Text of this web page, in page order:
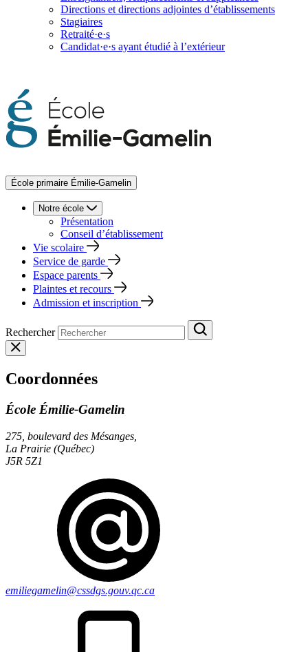
Directions et directions adjointes d’établissements
Stagiaires
Retraité·e·s
Candidat·e·s ayant étudié à l’extérieur
École primaire Émilie-Gamelin
Notre école
Présentation
Conseil d’établissement
Vie scolaire
Service de garde
Espace parents
Plaintes et recours
Admission et inscription
Rechercher
Coordonnées
École Émilie-Gamelin
275, boulevard des Mésanges,
La Prairie (Québec)
J5R 5Z1
emiliegamelin@cssdgs.gouv.qc.ca